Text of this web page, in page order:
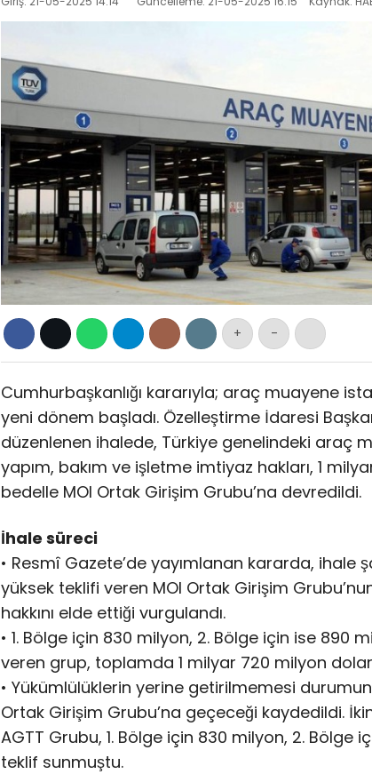
+ -
Cumhurbaşkanlığı kararıyla; araç muayene
yeni dönem başladı. Özelleştirme İdaresi
düzenlenen ihalede, Türkiye genelindeki araç
yapım, bakım ve işletme imtiyaz hakları, 1
bedelle MOI Ortak Girişim Grubu’na devredildi.
İhale süreci
• Resmî Gazete’de yayımlanan kararda, ihale
yüksek teklifi veren MOI Ortak Girişim
hakkını elde ettiği vurgulandı.
• 1. Bölge için 830 milyon, 2. Bölge için ise 890
veren grup, toplamda 1 milyar 720 milyon
• Yükümlülüklerin yerine getirilmemesi
Ortak Girişim Grubu’na geçeceği kaydedildi.
AGTT Grubu, 1. Bölge için 830 milyon, 2. Bölge
teklif sunmuştu.